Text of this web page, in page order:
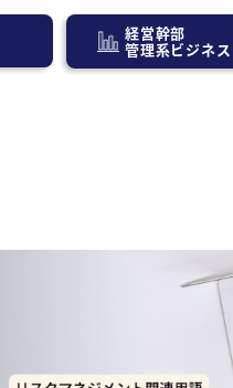
経営幹部
管理系ビジネス